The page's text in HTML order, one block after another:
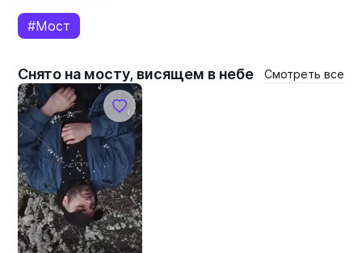
#Мост
Снято на мосту, висящем в небе Смотреть все